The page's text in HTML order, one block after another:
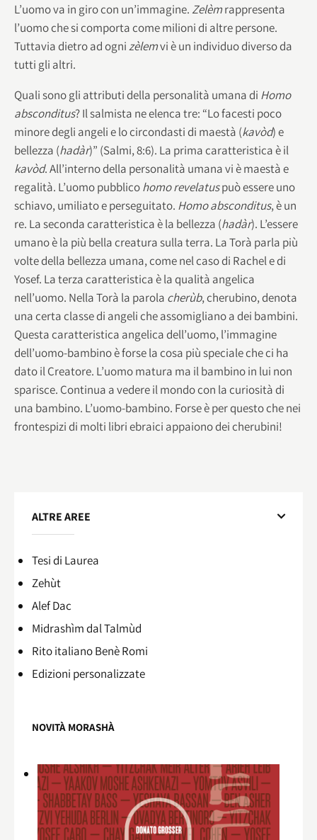
L’uomo va in giro con un’immagine. Zelèmrappresenta
l’uomo che si comporta come milioni di altre persone.
Tuttavia dietro ad ognizèlemvi è un individuo diverso da
tutti gli altri.
Quali sono gli attributi della personalità umana di Homo
absconditus? Il salmista ne elenca tre: “Lo facesti poco
minore degli angeli e lo circondasti di maestà (kavòd) e
bellezza (hadàr)” (Salmi, 8:6). La prima caratteristica è il
kavòd. All’interno della personalità umana vi è maestà e
regalità. L’uomo pubblicohomo revelatuspuò essere uno
schiavo, umiliato e perseguitato. Homo absconditus, è un
re. La seconda caratteristica è la bellezza (hadàr). L’essere
umano è la più bella creatura sulla terra. La Torà parla più
volte della bellezza umana, come nel caso di Rachel e di
Yosef. La terza caratteristica è la qualità angelica
nell’uomo. Nella Torà la parola cherùb, cherubino, denota
una certa classe di angeli che assomigliano a dei bambini.
Questa caratteristica angelica dell’uomo, l’immagine
dell’uomo-bambino è forse la cosa più speciale che ci ha
dato il Creatore. L’uomo matura ma il bambino in lui non
sparisce. Continua a vedere il mondo con la curiosità di
una bambino. L’uomo-bambino. Forse è per questo che nei
frontespizi di molti libri ebraici appaiono dei cherubini!
ALTRE AREE
Tesi di Laurea
Zehùt
Alef Dac
Midrashìm dal Talmùd
Rito italiano Benè Romi​
Edizioni personalizzate
NOVITÀ MORASHÀ